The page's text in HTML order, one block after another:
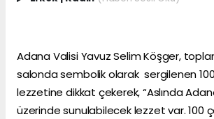
Adana Valisi Yavuz Selim Köşger,
salonda sembolik olarak sergilenen
lezzetine dikkat çekerek, “Aslında
üzerinde sunulabilecek lezzet var. 100